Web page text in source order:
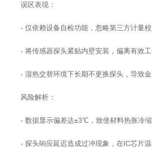
误区表现：
- 仅依赖设备自检功能，忽略第三方计量校
- 将传感器探头紧贴内壁安装，偏离有效工
- 湿热交替环境下长期不更换探头，导致金
风险解析：
- 数据显示偏差达±3℃，致使材料热胀冷缩
- 探头响应延迟造成过冲现象，在IC芯片温